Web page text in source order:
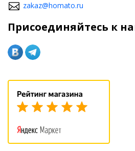
zakaz@homato.ru
Присоединяйтесь к